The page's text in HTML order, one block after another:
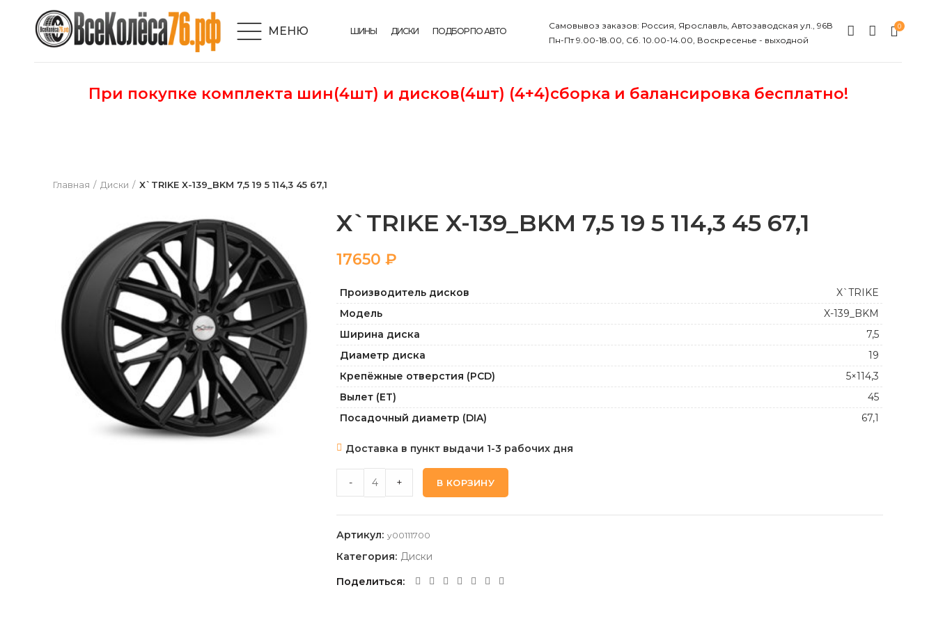
МЕНЮ ШИНЫ ДИСКИ ПОДБОР ПО АВТО
Самовывоз заказов: Россия, Ярославль, Автозаводская ул., 96В
Пн-Пт 9.00-18.00, Сб. 10.00-14.00, Воскресенье - выходной
0
При покупке комплекта шин(4шт) и дисков(4шт) (4+4)сборка и балансировка бесплатно!
Главная Диски X`TRIKE X-139_BKM 7,5 19 5 114,3 45 67,1
X`TRIKE X-139_BKM 7,5 19 5 114,3 45 67,1
₽
Производитель дисков
X`TRIKE
Модель
X-139_BKM
Ширина диска
7,5
Диаметр диска
19
Крепёжные отверстия (PCD)
5×114,3
Вылет (ET)
45
Посадочный диаметр (DIA)
67,1
Доставка в пункт выдачи 1-3 рабочих дня
X`TRIKE X-139_BKM 7,5 19 5 114,3 45 67,1 quantity
- + В КОРЗИНУ
Артикул: y00111700
Категория: Диски
Поделиться